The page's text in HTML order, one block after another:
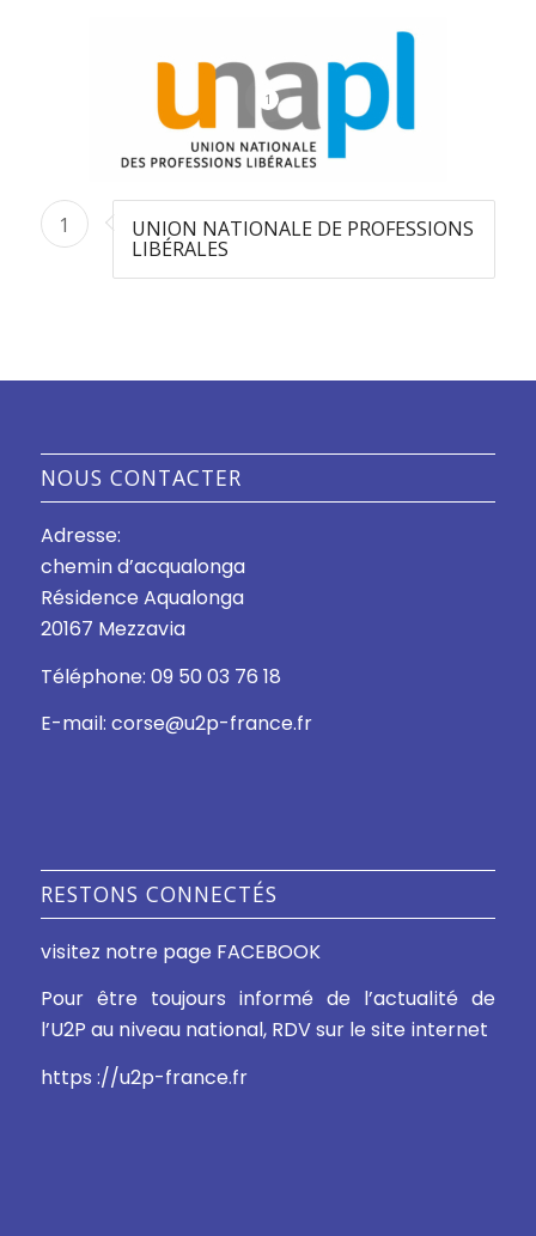
1
1 UNION NATIONALE DE PROFESSIONS
LIBÉRALES
NOUS CONTACTER
Adresse:
chemin d’acqualonga
Résidence Aqualonga
20167 Mezzavia
Téléphone: 09 50 03 76 18
E-mail: corse@u2p-france.fr
RESTONS CONNECTÉS
visitez notre page FACEBOOK
Pour être toujours informé de l’actualité de
l’U2P au niveau national, RDV sur le site internet
https ://u2p-france.fr